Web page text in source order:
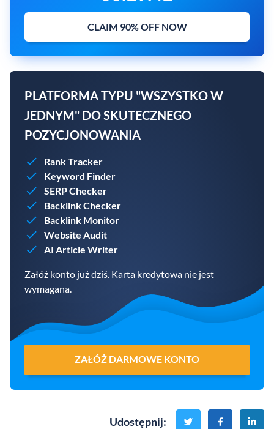
CLAIM 90% OFF NOW
PLATFORMA TYPU "WSZYSTKO W
JEDNYM" DO SKUTECZNEGO
POZYCJONOWANIA
Rank Tracker
Keyword Finder
SERP Checker
Backlink Checker
Backlink Monitor
Website Audit
AI Article Writer
Załóż konto już dziś. Karta kredytowa nie jest
wymagana.
ZAŁÓŻ DARMOWE KONTO
Udostępnij: